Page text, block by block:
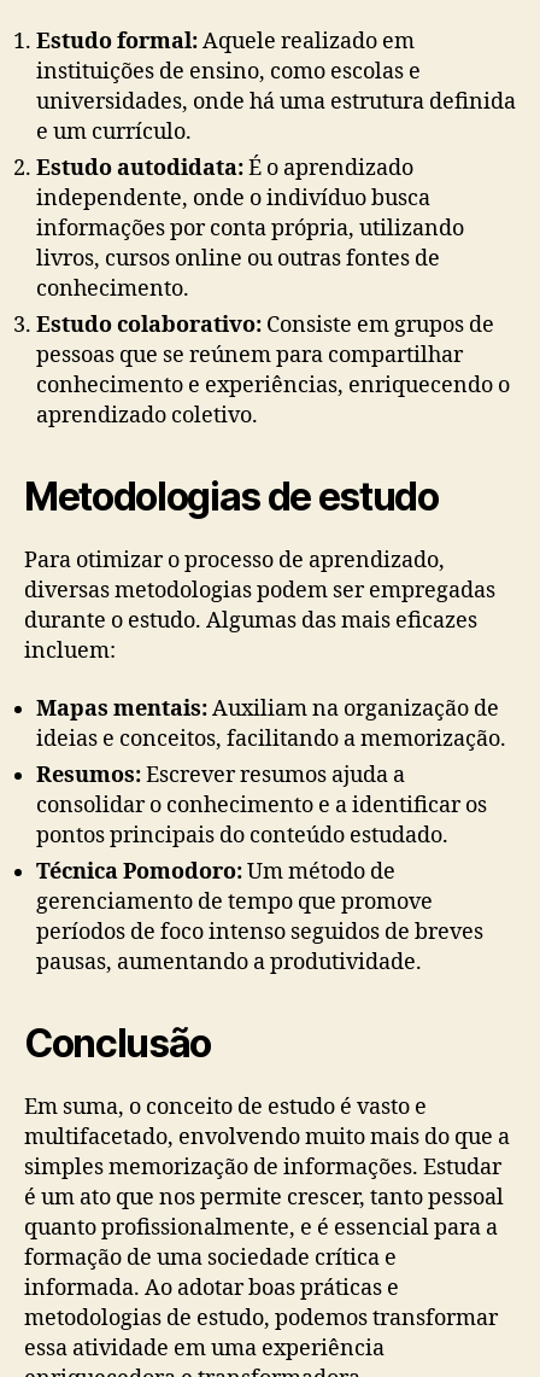
Estudo formal:Aquele realizado em
instituições de ensino, como escolas e
universidades, onde há uma estrutura definida
e um currículo.
Estudo autodidata:É o aprendizado
independente, onde o indivíduo busca
informações por conta própria, utilizando
livros, cursos online ou outras fontes de
conhecimento.
Estudo colaborativo: Consiste em grupos de
pessoas que se reúnem para compartilhar
conhecimento e experiências, enriquecendo o
aprendizado coletivo.
Metodologias de estudo
Para otimizar o processo de aprendizado,
diversas metodologias podem ser empregadas
durante o estudo. Algumas das mais eficazes
incluem:
Mapas mentais:Auxiliam na organização de
ideias e conceitos, facilitando a memorização.
Resumos:Escrever resumos ajuda a
consolidar o conhecimento e a identificar os
pontos principais do conteúdo estudado.
Técnica Pomodoro:Um método de
gerenciamento de tempo que promove
períodos de foco intenso seguidos de breves
pausas, aumentando a produtividade.
Conclusão
Em suma, o conceito de estudo é vasto e
multifacetado, envolvendo muito mais do que a
simples memorização de informações. Estudar
é um ato que nos permite crescer, tanto pessoal
quanto profissionalmente, e é essencial para a
formação de uma sociedade crítica e
informada. Ao adotar boas práticas e
metodologias de estudo, podemos transformar
essa atividade em uma experiência